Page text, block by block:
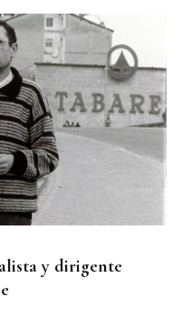
y dirigente